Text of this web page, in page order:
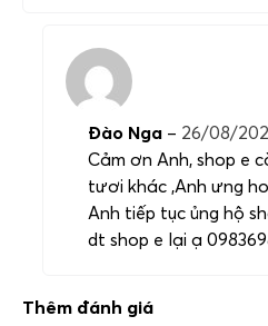
Đào Nga – 26/08/
Cảm ơn Anh, shop e
tươi khác ,Anh ưng
Anh tiếp tục ủng hộ
dt shop e lại ạ
Thêm đánh giá